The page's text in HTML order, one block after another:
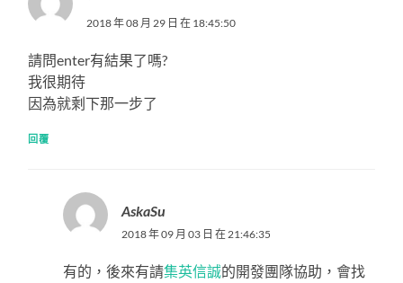
2018 年 08 月 29 日 在 18:45:50
請問enter有結果了嗎?
我很期待
因為就剩下那一步了
回覆
AskaSu
2018 年 09 月 03 日 在 21:46:35
有的，後來有請集英信誠的開發團隊協助，會找